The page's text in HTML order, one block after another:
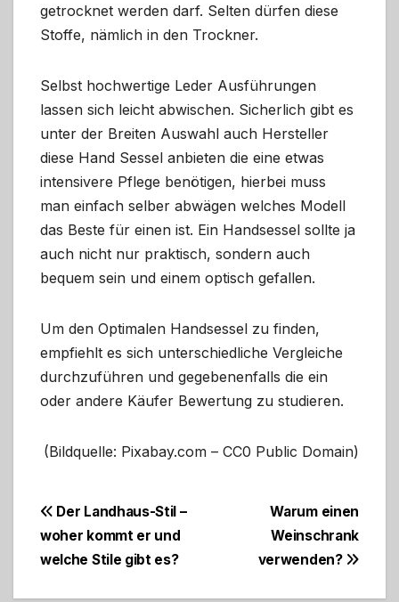
getrocknet werden darf. Selten dürfen diese
Stoffe, nämlich in den Trockner.
Selbst hochwertige Leder Ausführungen
lassen sich leicht abwischen. Sicherlich gibt es
unter der Breiten Auswahl auch Hersteller
diese Hand Sessel anbieten die eine etwas
intensivere Pflege benötigen, hierbei muss
man einfach selber abwägen welches Modell
das Beste für einen ist. Ein Handsessel sollte ja
auch nicht nur praktisch, sondern auch
bequem sein und einem optisch gefallen.
Um den Optimalen Handsessel zu finden,
empfiehlt es sich unterschiedliche Vergleiche
durchzuführen und gegebenenfalls die ein
oder andere Käufer Bewertung zu studieren.
(Bildquelle: Pixabay.com – CC0 Public Domain)
BeitragsnavigationWarum einen
Weinschrank
verwenden?
Der Landhaus-Stil –
woher kommt er und
welche Stile gibt es?